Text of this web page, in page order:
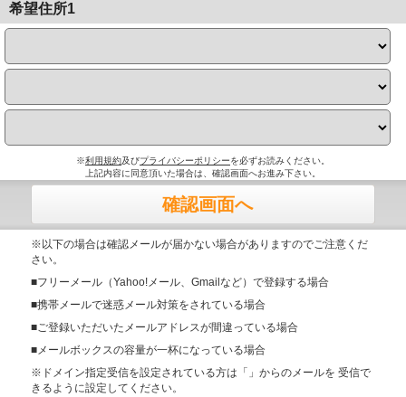
希望住所1
※利用規約及びプライバシーポリシーを必ずお読みください。
上記内容に同意頂いた場合は、確認画面へお進み下さい。
確認画面へ
※以下の場合は確認メールが届かない場合がありますのでご注意くだ
さい。
■フリーメール（Yahoo!メール、Gmailなど）で登録する場合
■携帯メールで迷惑メール対策をされている場合
■ご登録いただいたメールアドレスが間違っている場合
■メールボックスの容量が一杯になっている場合
※ドメイン指定受信を設定されている方は「」からのメールを 受信で
きるように設定してください。